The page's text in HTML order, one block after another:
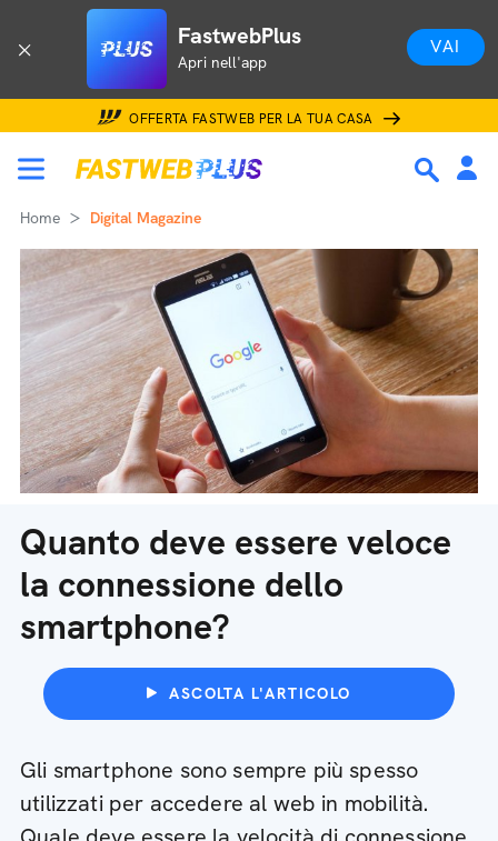
FastwebPlus
Apri nell'app
VAI
OFFERTA FASTWEB PER LA TUA CASA
Home Digital Magazine
Quanto deve essere veloce
la connessione dello
smartphone?
ASCOLTA L'ARTICOLO
Gli smartphone sono sempre più spesso
utilizzati per accedere al web in mobilità.